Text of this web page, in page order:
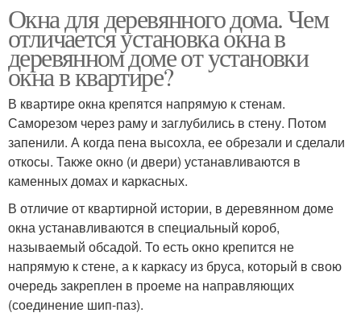
Окна для деревянного дома. Чем
отличается установка окна в
деревянном доме от установки
окна в квартире?
В квартире окна крепятся напрямую к стенам.
Саморезом через раму и заглубились в стену. Потом
запенили. А когда пена высохла, ее обрезали и сделали
откосы. Также окно (и двери) устанавливаются в
каменных домах и каркасных.
В отличие от квартирной истории, в деревянном доме
окна устанавливаются в специальный короб,
называемый обсадой. То есть окно крепится не
напрямую к стене, а к каркасу из бруса, который в свою
очередь закреплен в проеме на направляющих
(соединение шип-паз).